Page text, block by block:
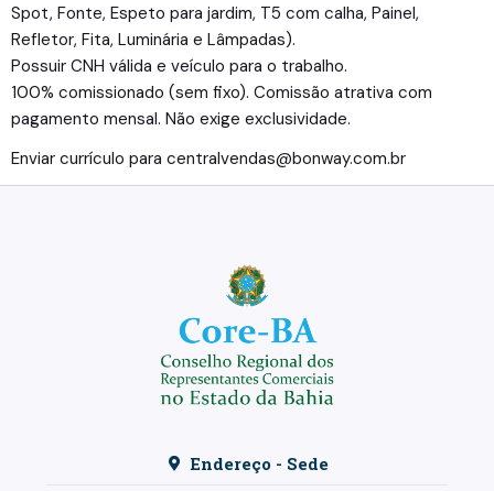
Spot, Fonte, Espeto para jardim, T5 com calha, Painel,
Refletor, Fita, Luminária e Lâmpadas).
Possuir CNH válida e veículo para o trabalho.
100% comissionado (sem fixo). Comissão atrativa com
pagamento mensal. Não exige exclusividade.
Enviar currículo para centralvendas@bonway.com.br
Endereço - Sede